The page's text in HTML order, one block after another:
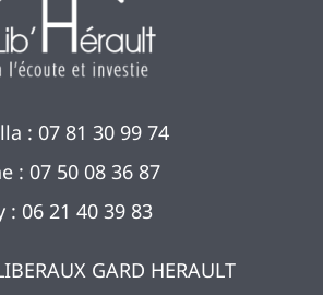
: 07 81 30 99 74
: 07 50 08 36 87
: 06 21 40 39 83
GARD HERAULT